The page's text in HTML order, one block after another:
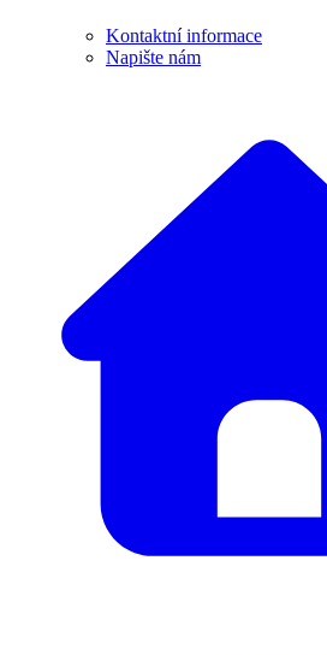
Kontaktní informace
Napište nám